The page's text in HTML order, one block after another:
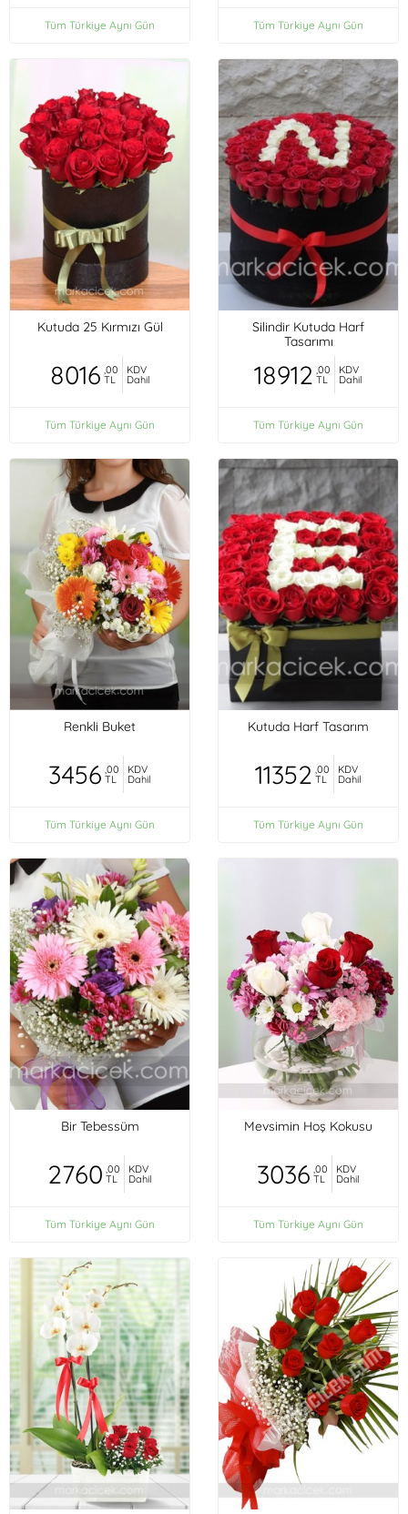
Tüm Türkiye Aynı Gün Tüm Türkiye Aynı Gün
Kutuda 25 Kırmızı Gül
8016 ,00
TL
KDV
Dahil
Tüm Türkiye Aynı Gün
Silindir Kutuda Harf
Tasarımı
18912 ,00
TL
KDV
Dahil
Tüm Türkiye Aynı Gün
Renkli Buket
3456 ,00
TL
KDV
Dahil
Tüm Türkiye Aynı Gün
Kutuda Harf Tasarım
11352 ,00
TL
KDV
Dahil
Tüm Türkiye Aynı Gün
Bir Tebessüm
2760 ,00
TL
KDV
Dahil
Tüm Türkiye Aynı Gün
Mevsimin Hoş Kokusu
3036 ,00
TL
KDV
Dahil
Tüm Türkiye Aynı Gün